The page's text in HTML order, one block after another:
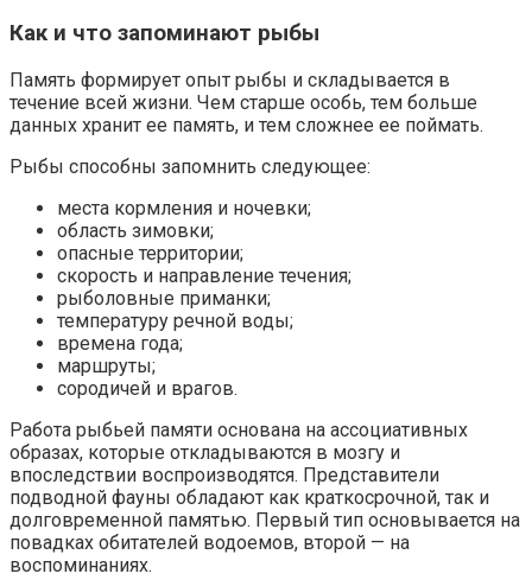
Как и что запоминают рыбы
Память формирует опыт рыбы и складывается в
течение всей жизни. Чем старше особь, тем больше
данных хранит ее память, и тем сложнее ее поймать.
Рыбы способны запомнить следующее:
места кормления и ночевки;
область зимовки;
опасные территории;
скорость и направление течения;
рыболовные приманки;
температуру речной воды;
времена года;
маршруты;
сородичей и врагов.
Работа рыбьей памяти основана на ассоциативных
образах, которые откладываются в мозгу и
впоследствии воспроизводятся. Представители
подводной фауны обладают как краткосрочной, так и
долговременной памятью. Первый тип основывается на
повадках обитателей водоемов, второй — на
воспоминаниях.